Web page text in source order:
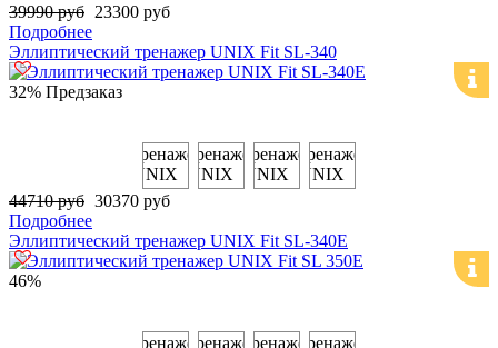
39990 руб 23300 руб
Подробнее
Эллиптический тренажер UNIX Fit SL-340
32% Предзаказ
44710 руб 30370 руб
Подробнее
Эллиптический тренажер UNIX Fit SL-340E
46%